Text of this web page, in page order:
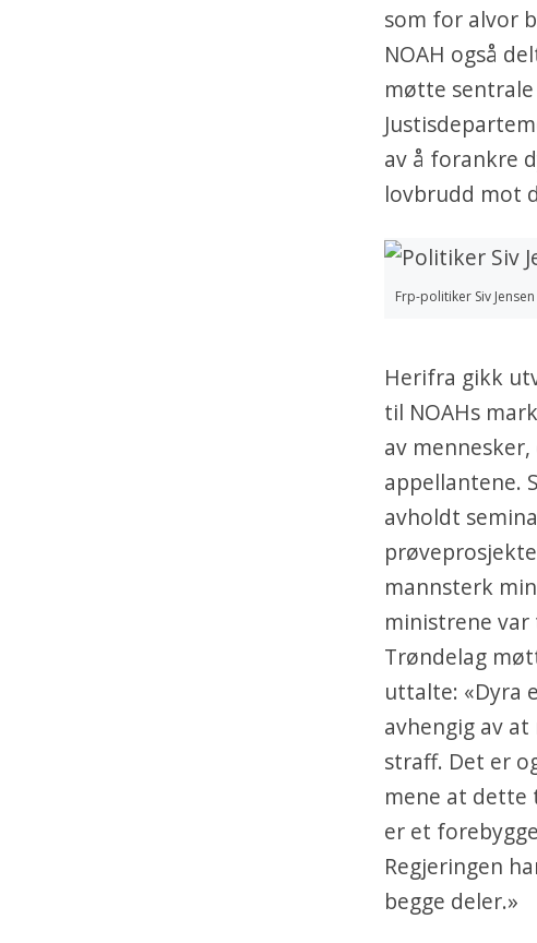
som for alvor
NOAH også
møtte
av å forankre
lovbrudd mot
Frp-politiker Siv
Herifra gikk
til NOAHs
av
appellantene.
avholdt
mannsterk
ministrene
Trøndelag
uttalte: «Dyra
avhengig av
straff. Det er
mene at
er et
Regjeringen
begge deler.»